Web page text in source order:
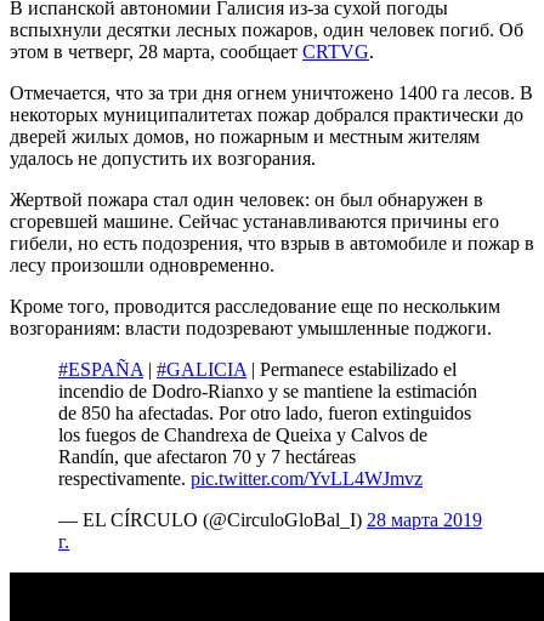
В испанской автономии Галисия из-за сухой погоды
вспыхнули десятки лесных пожаров, один человек погиб. Об
этом в четверг, 28 марта, сообщает CRTVG.
Отмечается, что за три дня огнем уничтожено 1400 га лесов. В
некоторых муниципалитетах пожар добрался практически до
дверей жилых домов, но пожарным и местным жителям
удалось не допустить их возгорания.
Жертвой пожара стал один человек: он был обнаружен в
сгоревшей машине. Сейчас устанавливаются причины его
гибели, но есть подозрения, что взрыв в автомобиле и пожар в
лесу произошли одновременно.
Кроме того, проводится расследование еще по нескольким
возгораниям: власти подозревают умышленные поджоги.
#ESPAÑA | #GALICIA | Permanece estabilizado el
incendio de Dodro-Rianxo y se mantiene la estimación
de 850 ha afectadas. Por otro lado, fueron extinguidos
los fuegos de Chandrexa de Queixa y Calvos de
Randín, que afectaron 70 y 7 hectáreas
respectivamente. pic.twitter.com/YvLL4WJmvz
— EL CÍRCULO (@CirculoGloBal_I) 28 марта 2019
г.